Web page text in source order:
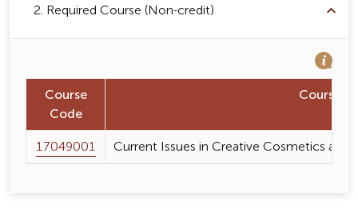
2. Required Course (Non-credit)
Course
Code
Course
17049001 Current Issues in Creative Cosmetics and